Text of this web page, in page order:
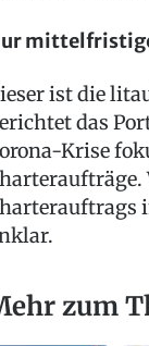
ist die
das
Krise
zum